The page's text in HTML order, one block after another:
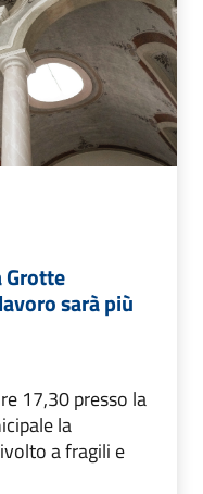
Grotte
sarà più
17,30 presso la
la
a fragili e